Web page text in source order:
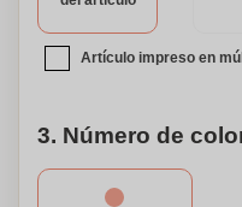
Artículo impreso en
3. Número de